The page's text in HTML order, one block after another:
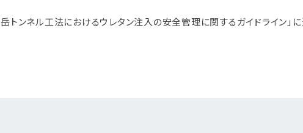
トンネル工法におけるウレタン注入の安全管理に関するガイドライン」に